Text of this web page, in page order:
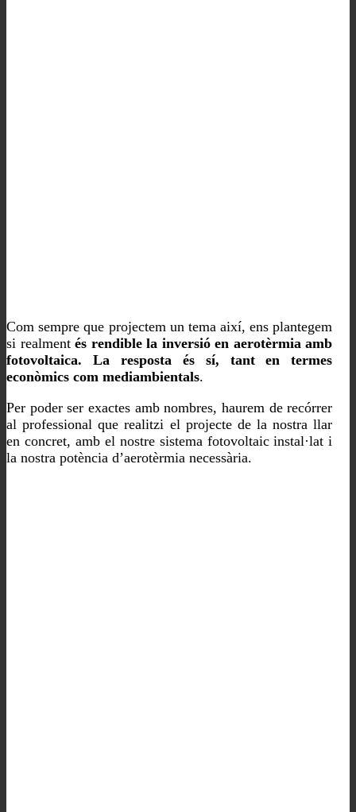
Com sempre que projectem un tema així, ens plantegem
si realmentés rendible la inversió en aerotèrmia amb
fotovoltaica. La resposta és sí, tant en termes
econòmics com mediambientals.
Per poder ser exactes amb nombres, haurem de recórrer
al professional que realitzi el projecte de la nostra llar
en concret, amb el nostre sistema fotovoltaic instal·lat i
la nostra potència d’aerotèrmia necessària.